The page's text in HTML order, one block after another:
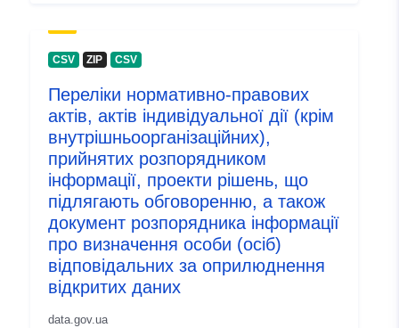
(ресурс document)
CSV ZIP CSV
Переліки нормативно-правових
актів, актів індивідуальної дії (крім
внутрішньоорганізаційних),
прийнятих розпорядником
інформації, проекти рішень, що
підлягають обговоренню, а також
документ розпорядника інформації
про визначення особи (осіб)
відповідальних за оприлюднення
відкритих даних
data.gov.ua